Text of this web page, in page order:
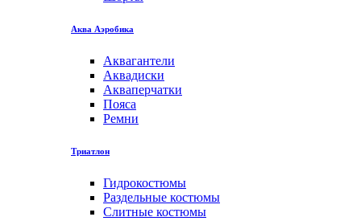
Аква Аэробика
Аквагантели
Аквадиски
Акваперчатки
Пояса
Ремни
Триатлон
Гидрокостюмы
Раздельные костюмы
Слитные костюмы